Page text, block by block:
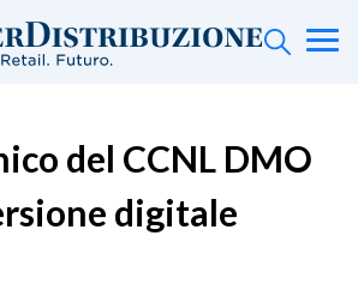
del CCNL DMO
digitale